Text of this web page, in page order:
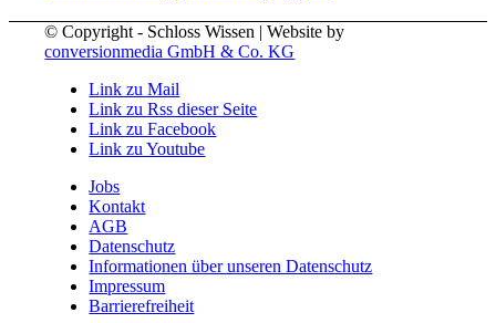
© Copyright - Schloss Wissen | Website by
conversionmedia GmbH & Co. KG
Link zu Mail
Link zu Rss dieser Seite
Link zu Facebook
Link zu Youtube
Jobs
Kontakt
AGB
Datenschutz
Informationen über unseren Datenschutz
Impressum
Barrierefreiheit